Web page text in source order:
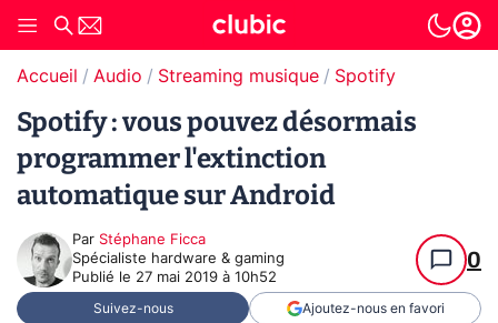
Accueil Audio Streaming musique Spotify
Spotify : vous pouvez désormais
programmer l'extinction
automatique sur Android
Par Stéphane Ficca
Spécialiste hardware & gaming
Publié le 27 mai 2019 à 10h52
0
Suivez-nous Ajoutez-nous en favori